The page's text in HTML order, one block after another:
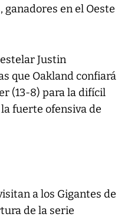
en el Oeste
Justin
que Oakland confiará
(13-8) para la difícil
fuerte ofensiva de
a los Gigantes de
de la serie